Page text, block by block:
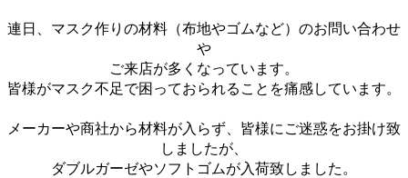
連日、マスク作りの材料（布地やゴムなど）のお問い合わせ
や
ご来店が多くなっています。
皆様がマスク不足で困っておられることを痛感しています。
メーカーや商社から材料が入らず、皆様にご迷惑をお掛け致
しましたが、
ダブルガーゼやソフトゴムが入荷致しました。